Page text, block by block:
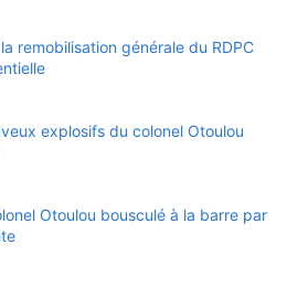
remobilisation générale du RDPC
explosifs du colonel Otoulou
Otoulou bousculé à la barre par